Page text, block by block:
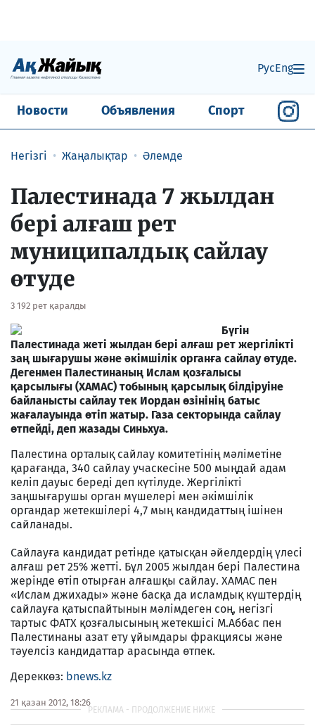
РусEng
Новости Объявления Спорт
Негізгі Жаңалықтар Әлемде
Палестинада 7 жылдан
бері алғаш рет
муниципалдық сайлау
өтуде
3 192 рет қаралды
Бүгін
Палестинада жеті жылдан бері алғаш рет жергілікті
заң шығарушы және әкімшілік органға сайлау өтуде.
Дегенмен Палестинаның Ислам қозғалысы
қарсылығы (ХАМАС) тобының қарсылық білдіруіне
байланысты сайлау тек Иордан өзінінің батыс
жағалауында өтіп жатыр. Газа секторында сайлау
өтпейді, деп жазады Синьхуа.
Палестина орталық сайлау комитетінің мәліметіне
қарағанда, 340 сайлау учаскесіне 500 мыңдай адам
келіп дауыс береді деп күтілуде. Жергілікті
заңшығарушы орган мүшелері мен әкімшілік
органдар жетекшілері 4,7 мың кандидаттың ішінен
сайланады.
Сайлауға кандидат ретінде қатысқан әйелдердің үлесі
алғаш рет 25% жетті. Бұл 2005 жылдан бері Палестина
жерінде өтіп отырған алғашқы сайлау. ХАМАС пен
«Ислам джихады» және басқа да исламдық күштердің
сайлауға қатыспайтынын мәлімдеген соң, негізгі
тартыс ФАТХ қозғалысының жетекшісі М.Аббас пен
Палестинаны азат ету ұйымдары фракциясы және
тәуелсіз кандидаттар арасында өтпек.
Дереккөз: bnews.kz
21 қазан 2012, 18:26